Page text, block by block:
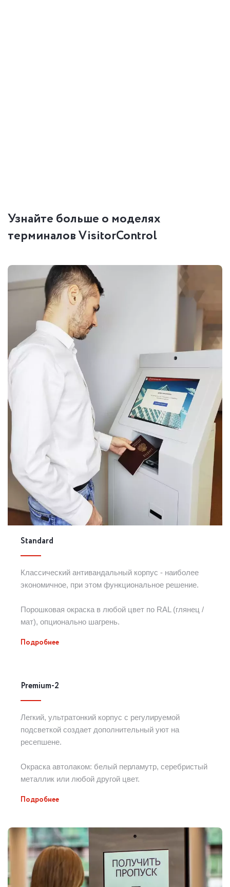
Узнайте больше о моделях
терминалов VisitorControl
Standard
Классический антивандальный корпус - наиболее
экономичное, при этом функциональное решение.
Порошковая окраска в любой цвет по RAL (глянец /
мат), опционально шагрень.
Подробнее
Premium-2
Легкий, ультратонкий корпус с регулируемой
подсветкой создает дополнительный уют на
ресепшене.
Окраска автолаком: белый перламутр, серебристый
металлик или любой другой цвет.
Подробнее